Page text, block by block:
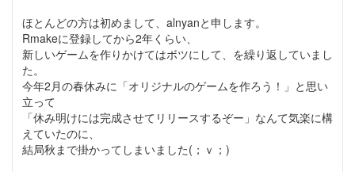
ほとんどの方は初めまして、alnyanと申します。
Rmakeに登録してから2年くらい、
新しいゲームを作りかけてはボツにして、を繰り返していまし
た。
今年2月の春休みに「オリジナルのゲームを作ろう！」と思い
立って
「休み明けには完成させてリリースするぞー」なんて気楽に構
えていたのに、
結局秋まで掛かってしまいました(；ｖ；)